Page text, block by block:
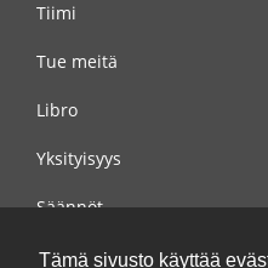
Tämä sivusto käyttää
Tiimi
Tue meitä
Libro
Yksityisyys
Säännöt
Ota yhteyttä meihin